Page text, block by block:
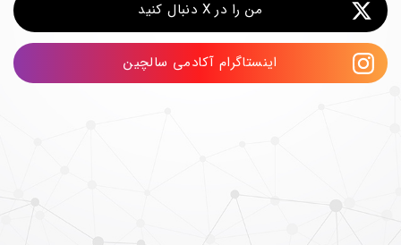
من را در X دنبال کنید
اینستاگرام آکادمی سالچین